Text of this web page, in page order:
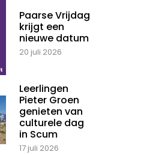
Paarse Vrijdag
krijgt een
nieuwe datum
20 juli 2026
Leerlingen
Pieter Groen
genieten van
culturele dag
in Scum
17 juli 2026